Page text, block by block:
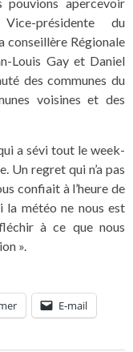
présidente du
conseillère Régionale
Louis Gay et Daniel
des communes du
voisines et des
a sévi tout le week-
Un regret qui n’a pas
confiait à l’heure de
la météo ne nous est
à ce que nous
».
E-mail